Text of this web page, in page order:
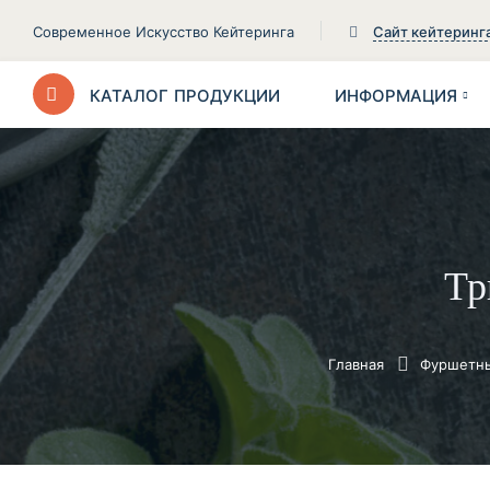
Современное Искусство Кейтеринга Сайт
КАТАЛОГ ПРОДУКЦИИ ИНФОРМАЦИЯ
Главная